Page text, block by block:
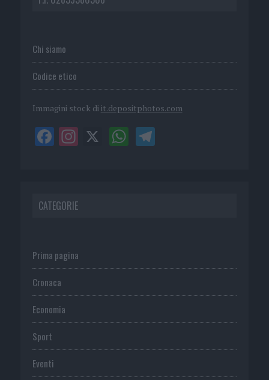
Chi siamo
Codice etico
Immagini stock di it.depositphotos.com
CATEGORIE
Prima pagina
Cronaca
Economia
Sport
Eventi